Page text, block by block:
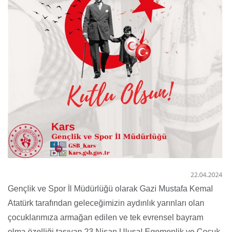
22.04.2024
Gençlik ve Spor İl Müdürlüğü olarak Gazi Mustafa Kemal
Atatürk tarafından geleceğimizin aydınlık yarınları olan
çocuklarımıza armağan edilen ve tek evrensel bayram
Kredi/Yurt E-